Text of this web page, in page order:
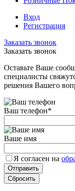
Вход
Регистрация
Заказать звонок
Заказать звонок
Оставьте Ваше
специалисты
решения Вашего
Ваш телефон*
Ваше имя
Я согласен на